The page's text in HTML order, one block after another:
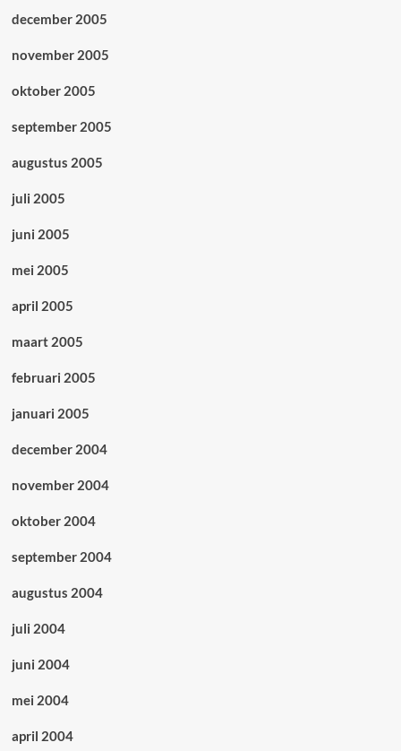
december 2005
november 2005
oktober 2005
september 2005
augustus 2005
juli 2005
juni 2005
mei 2005
april 2005
maart 2005
februari 2005
januari 2005
december 2004
november 2004
oktober 2004
september 2004
augustus 2004
juli 2004
juni 2004
mei 2004
april 2004